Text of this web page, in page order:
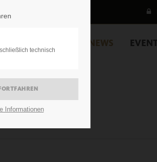
NEWS
technisch
Informationen